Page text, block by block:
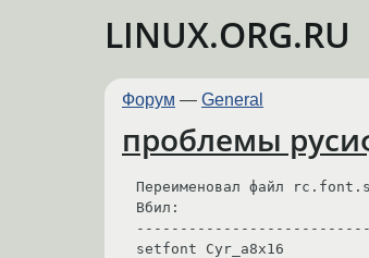
LINUX.ORG.RU
Форум — General
проблемы
Переименовал файл
Вбил:
setfont Cyr_a8x16